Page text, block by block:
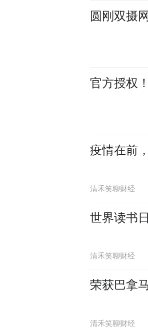
圆刚双摄
官方授权
疫情在前
清禾笑聊财经
世界读书
清禾笑聊财经
荣获巴拿
清禾笑聊财经